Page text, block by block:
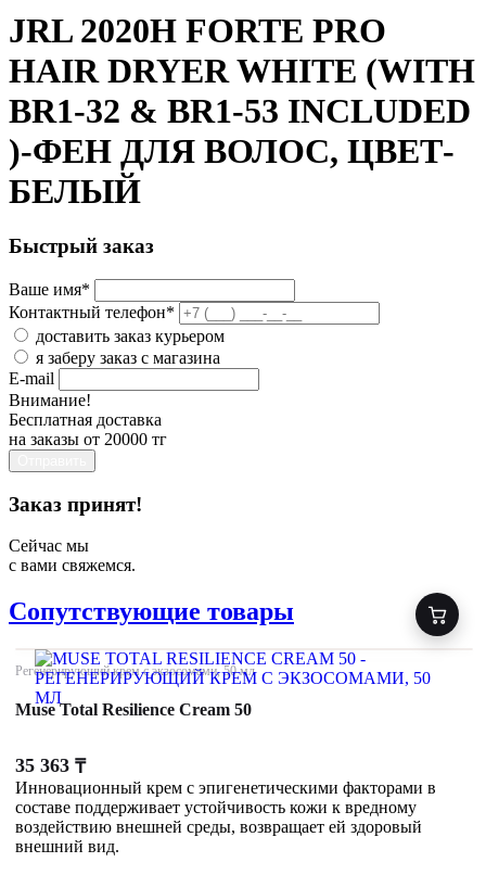
JRL 2020H FORTE PRO
HAIR DRYER WHITE (WITH
BR1-32 & BR1-53 INCLUDED
)-ФЕН ДЛЯ ВОЛОС, ЦВЕТ-
БЕЛЫЙ
Быстрый заказ
Ваше имя*
Контактный телефон*
доставить заказ курьером
я заберу заказ с магазина
E-mail
Внимание!
Бесплатная доставка
на заказы от 20000 тг
Заказ принят!
Сейчас мы
с вами свяжемся.
Сопутствующие товары
Регенерирующий крем с экзосомами, 50 мл
Muse Total Resilience Cream 50
35 363 ₸
Инновационный крем с эпигенетическими факторами в
составе поддерживает устойчивость кожи к вредному
воздействию внешней среды, возвращает ей здоровый
внешний вид.